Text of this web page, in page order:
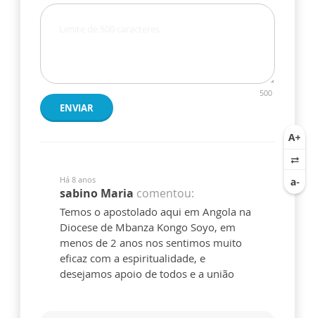
500
ENVIAR
Há 8 anos
sabino Maria comentou:
Temos o apostolado aqui em Angola na
Diocese de Mbanza Kongo Soyo, em
menos de 2 anos nos sentimos muito
eficaz com a espiritualidade, e
desejamos apoio de todos e a união